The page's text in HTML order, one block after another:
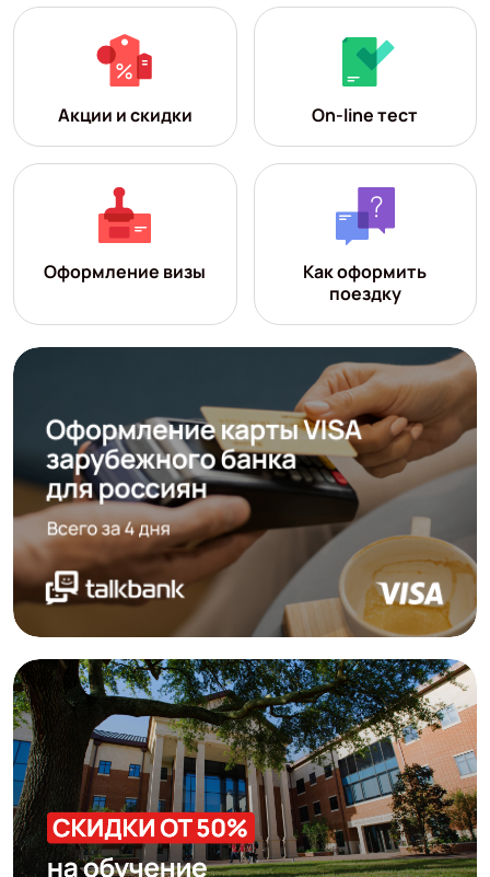
Акции и скидки On-line тест
Оформление визы
Как оформить
поездку